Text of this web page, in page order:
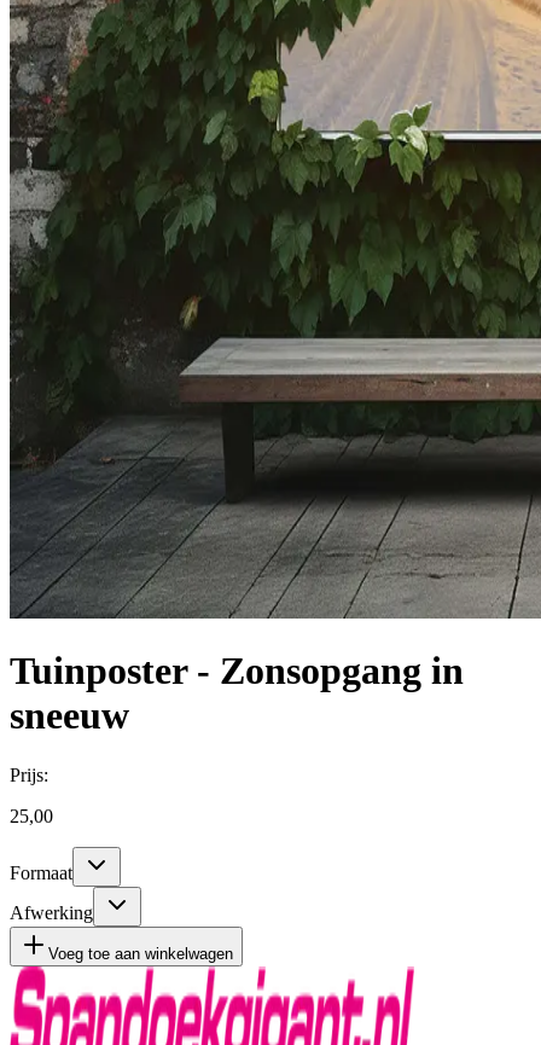
Tuinposter - Zonsopgang in
sneeuw
Prijs:
25,00
Formaat
Afwerking
Voeg toe aan winkelwagen